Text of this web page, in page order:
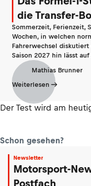
die Transfer-
Sommerzeit, Ferienzeit,
Wochen, in welchen
Fahrerwechsel
Saison 2027 hin lässt
Mathias Brunner
Weiterlesen
Der Test wird am
Schon gesehen?
Newsletter
Motorsport-
Postfach